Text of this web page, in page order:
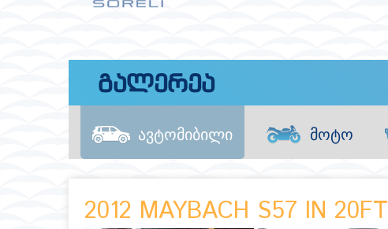
Გალერეა
ავტომიბილი მოტო
2012 MAYBACH S57 IN 20FT